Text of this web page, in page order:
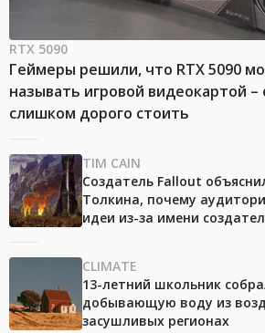
RTX 5090
Геймеры решили, что RTX 5090
называть игровой видеокартой –
слишком дорого стоить
TIM CAIN
Создатель Fallout
Толкина, почему
идеи из-за имени
CLIMATE
13-летний школьник
добывающую воду из
засушливых регионах